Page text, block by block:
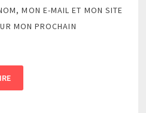
MON E-MAIL ET MON SITE
MON PROCHAIN